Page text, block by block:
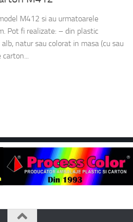
M412 si au urmatoarele
Pot fi realizate: – din plastic
natur sau colorat in masa (cu sau